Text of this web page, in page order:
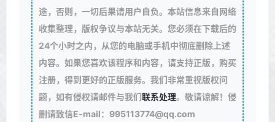
途，否则，一切后果请用户自负。本站信息来自网络
收集整理，版权争议与本站无关。您必须在下载后的
24个小时之内，从您的电脑或手机中彻底删除上述
内容。如果您喜欢该程序和内容，请支持正版，购买
注册，得到更好的正版服务。我们非常重视版权问
题，如有侵权请邮件与我们联系处理。敬请谅解！侵
删请致信E-mail：995113774@qq.com